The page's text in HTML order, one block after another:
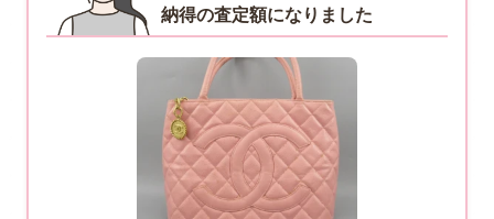
納得の査定額になりました